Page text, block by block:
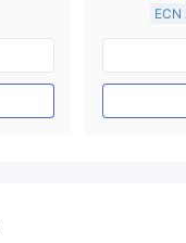
ECN
호주
외
마스